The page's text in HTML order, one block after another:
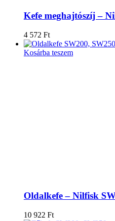
Kefe meghajtószíj –
4 572 Ft
Kosárba teszem
Oldalkefe – Nilfisk
10 922 Ft